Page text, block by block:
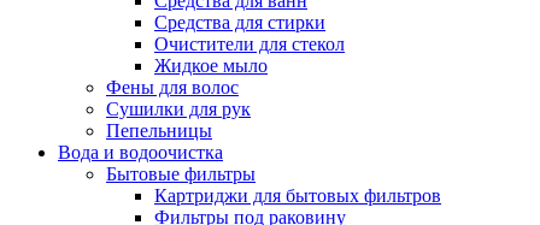
Средства для стирки
Очистители для стекол
Жидкое мыло
Фены для волос
Сушилки для рук
Пепельницы
Вода и водоочистка
Бытовые фильтры
Картриджи для бытовых фильтров
Фильтры под раковину